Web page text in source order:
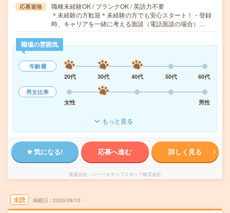
応募資格
職種未経験OK / ブランクOK / 英語力不要
＊未経験の方歓迎＊未経験の方でも安心スタート！・登録
時、キャリアを一緒に考える面談（電話面談の場合）…
職場の雰囲気
年齢層
20代
30代 40代 50代
60代
男女比率
女性
男性
もっと見る
気になる! 応募へ進む 詳しく見る
派遣会社 パーソルテンプスタッフ株式会社
未読 掲載日 2026/08/10